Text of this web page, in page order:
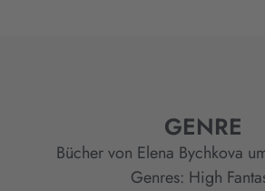
GENRE
Bücher von Elena Bychkova
Genres: High